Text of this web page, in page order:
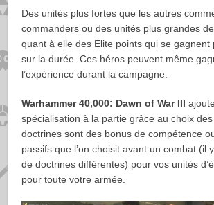
Des unités plus fortes que les autres
commanders ou des unités plus grandes
quant à elle des Elite points qui se gagnent
sur la durée. Ces héros peuvent même
l’expérience durant la campagne.
Warhammer 40,000: Dawn of War III
spécialisation à la partie grâce au choix
doctrines sont des bonus de compétence
passifs que l’on choisit avant un combat (il
de doctrines différentes) pour vos unités
pour toute votre armée.